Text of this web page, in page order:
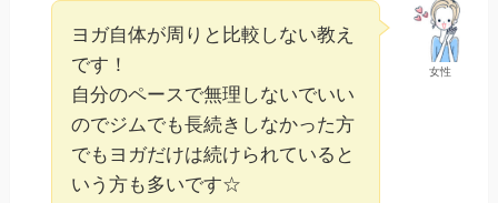
女性
ヨガ自体が周りと比較しない教え
です！
自分のペースで無理しないでいい
のでジムでも長続きしなかった方
でもヨガだけは続けられていると
いう方も多いです☆